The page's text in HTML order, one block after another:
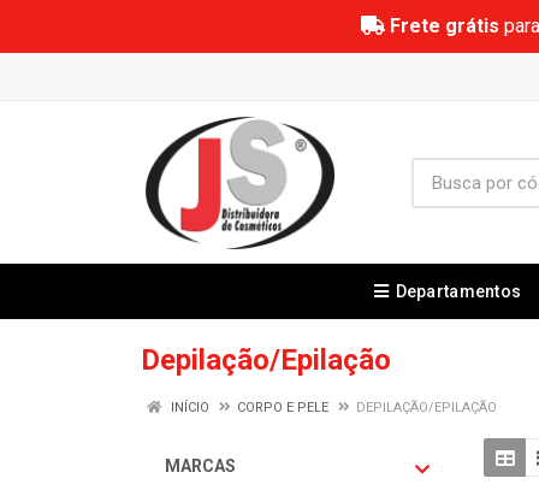
Frete grátis
Departamentos
Depilação/Epilação
INÍCIO CORPO E PELE DEPILAÇÃO/EPILAÇÃO
MARCAS